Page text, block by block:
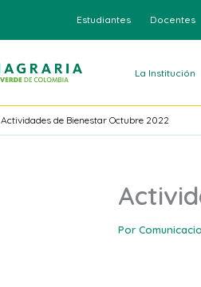
Estudiantes Docentes
La Institución
Actividades de Bienestar Octubre 2022
Por